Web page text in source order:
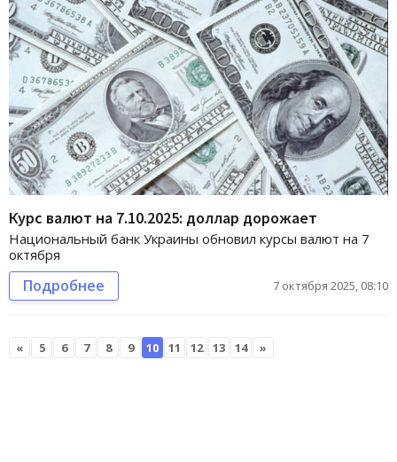
Курс валют на 7.10.2025: доллар дорожает
Национальный банк Украины обновил курсы валют на 7
октября
Подробнее 7 октября 2025, 08:10
« 5 6 7 8 9 10 11 12 13 14 »